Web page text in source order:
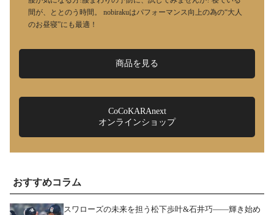
間が、ととのう時間。 nobirakuはパフォーマンス向上の為の“大人
のお昼寝”にも最適！
商品を見る
CoCoKARAnext
オンラインショップ
おすすめコラム
スワローズの未来を担う松下歩叶&石井巧――輝き始め